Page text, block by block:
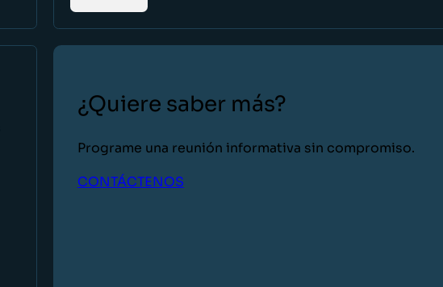
¿Quiere saber más?
Programe una reunión informativa sin compromiso.
CONTÁCTENOS